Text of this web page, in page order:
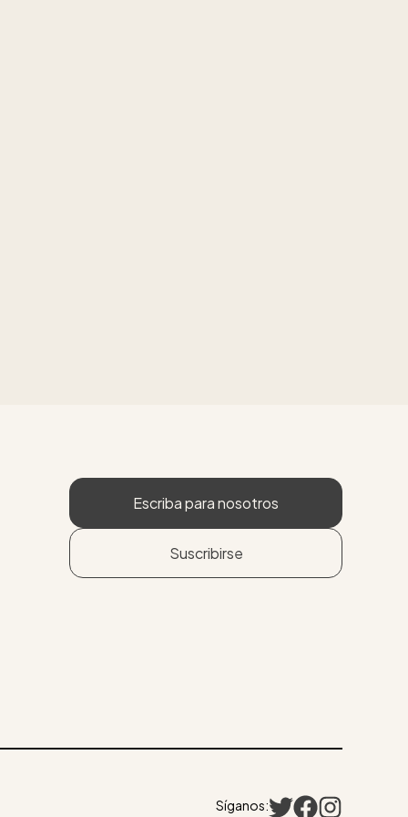
Escriba para nosotros
Suscribirse
Síganos: